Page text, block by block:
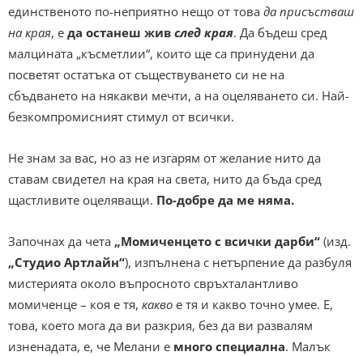
единственото по-неприятно нещо от това да присъстваш
на края, е да останеш жив след края. Да бъдеш сред
малцината „късметлии“, които ще са принудени да
посветят остатъка от съществуването си не на
сбъдването на някакви мечти, а на оцеляването си. Най-
безкомпромисният стимул от всички.
Не знам за вас, но аз не изгарям от желание нито да
ставам свидетел на края на света, нито да бъда сред
щастливите оцеляващи. По-добре да ме няма.
Започнах да чета „Момиченцето с всички дарби“ (изд.
„Студио Артлайн“), изпълнена с нетърпение да разбуля
мистерията около въпросното свръхталантливо
момиченце – коя е тя, какво е тя и какво точно умее. Е,
това, което мога да ви разкрия, без да ви развалям
изненадата, е, че Мелани е много специална. Малък